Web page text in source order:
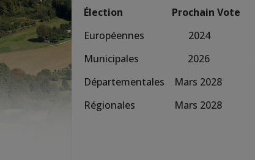
Élection Prochain Vote
Européennes 2024
Municipales 2026
Départementales Mars
Régionales Mars